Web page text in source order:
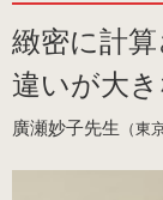
緻密に計
違いが大き
廣瀬妙子先生 （東